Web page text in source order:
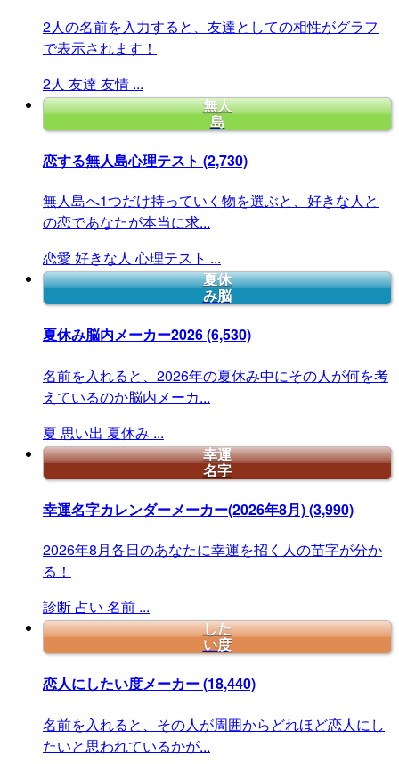
2人の名前を入力すると、友達としての相性がグラフ
で表示されます！
2人 友達 友情 ...
無人
島
恋する無人島心理テスト (2,730)
無人島へ1つだけ持っていく物を選ぶと、好きな人と
の恋であなたが本当に求...
恋愛 好きな人 心理テスト ...
夏休
み脳
夏休み脳内メーカー2026(6,530)
名前を入れると、2026年の夏休み中にその人が何を考
えているのか脳内メーカ...
夏 思い出 夏休み ...
幸運
名字
幸運名字カレンダーメーカー(2026年8月)(3,990)
2026年8月各日のあなたに幸運を招く人の苗字が分か
る！
診断 占い 名前 ...
した
い度
恋人にしたい度メーカー(18,440)
名前を入れると、その人が周囲からどれほど恋人にし
たいと思われているかが...